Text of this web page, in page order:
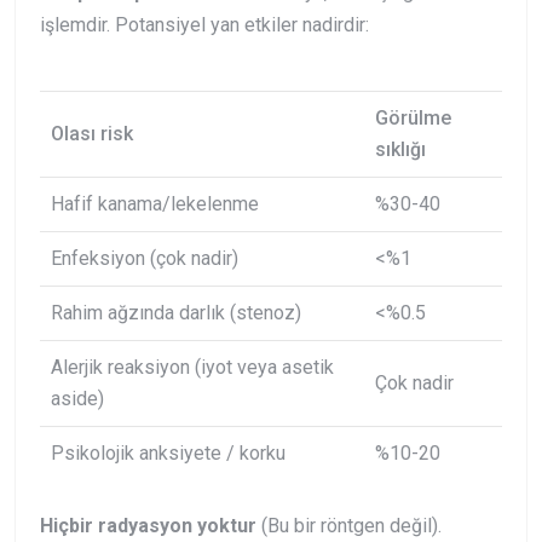
işlemdir. Potansiyel yan etkiler nadirdir:
Olası risk
Görülme
sıklığı
Hafif kanama/lekelenme %30-40
Enfeksiyon (çok nadir) <%1
Rahim ağzında darlık (stenoz) <%0.5
Alerjik reaksiyon (iyot veya asetik
aside)
Çok nadir
Psikolojik anksiyete / korku %10-20
Hiçbir radyasyon yoktur (Bu bir röntgen değil).